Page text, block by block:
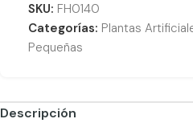
SKU: FH0140
Categorías: Plantas
Pequeñas
Descripción